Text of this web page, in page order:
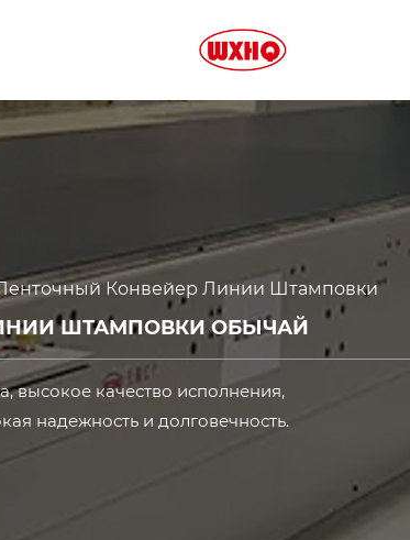
Конвейер Линии Штамповки
ШТАМПОВКИ ОБЫЧАЙ
высокое качество исполнения,
надежность и долговечность.